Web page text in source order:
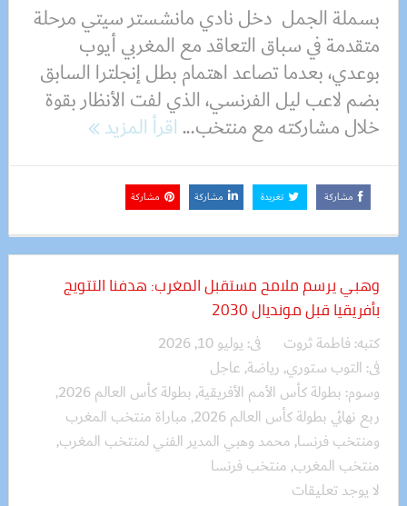
بسملة الجمل دخل نادي مانشستر سيتي مرحلة
متقدمة في سباق التعاقد مع المغربي أيوب
بوعدي، بعدما تصاعد اهتمام بطل إنجلترا السابق
بضم لاعب ليل الفرنسي، الذي لفت الأنظار بقوة
خلال مشاركته مع منتخب...اقرأ المزيد
مشاركة تغريدة مشاركة مشاركة
وهبي يرسم ملامح مستقبل المغرب: هدفنا التتويج
بأفريقيا قبل مونديال 2030
كتبه: فاطمة ثروت فى: يوليو 10, 2026
فى: التوب ستوري, رياضة, عاجل
وسوم: بطولة كأس الأمم الأفريقية, بطولة كأس العالم 2026
,
ربع نهائي بطولة كأس العالم 2026
, مباراة منتخب المغرب
ومنتخب فرنسا, محمد وهبي المدير الفني لمنتخب المغرب,
منتخب المغرب, منتخب فرنسا
لا يوجد تعليقات